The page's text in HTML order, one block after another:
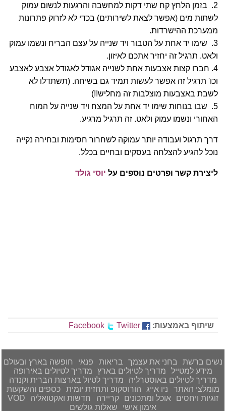
2. בזמן הלחץ קח שתי דקות למחשבה והרגעות לנשום עמוק
לשתות מים (אפשר לצאת לשירותים) בכדי לא לזרוק פתרונות
ממערכת ההישרדות.
3. שימו יד אחת על הטבור ויד שנייה על עצם הבריח ונשמו עמוק
ולאט. תרגיל זה יחזיר אתכם לאיזון.
4. חברו קצות אצבעות אחת לשנייה אגודל לאגודל אצבע לאצבע
וכו' תרגיל זה אפשר לעשות תמיד גם בשיחה. (תשתדלו לא
לשבת באצבעות מוצלבות זה מחליש!!)
5. שבו בנוחות שימו יד אחת על המצח ויד שנייה על המוח
האחורי ונשמו עמוק ולאט. זה תרגיל מרגיע.
דרך תרגול ועבודה יותר עמוקה לשחרור חסימות ובחירה נקייה
נוכל להגיע להצלחה בעסקים ובחיים בכלל.
ליצירת קשר ופרטים נוספים על יוסי גולד
שיתוף באמצעות:
Facebook Twitter
נשים ברשת בחני את עצמך בריאות פנאי
חופשה בארץ ובעולם
מידע למטייל
מדריך לטיולים בארץ
מדריך לטיולים באירופה
מדריך לטיולים באוסטרליה
מדריך לטיול בארצות הברית וקנדה
מומלצי האתר
ניו אייג הורוסקופ ותחזית יומית
כספים והשקעות
זוגיות ויחסים
אוכל ומתכונים קריירה חדשות ואקטואליה
VOD
אימון אישי
שאלות גולשים